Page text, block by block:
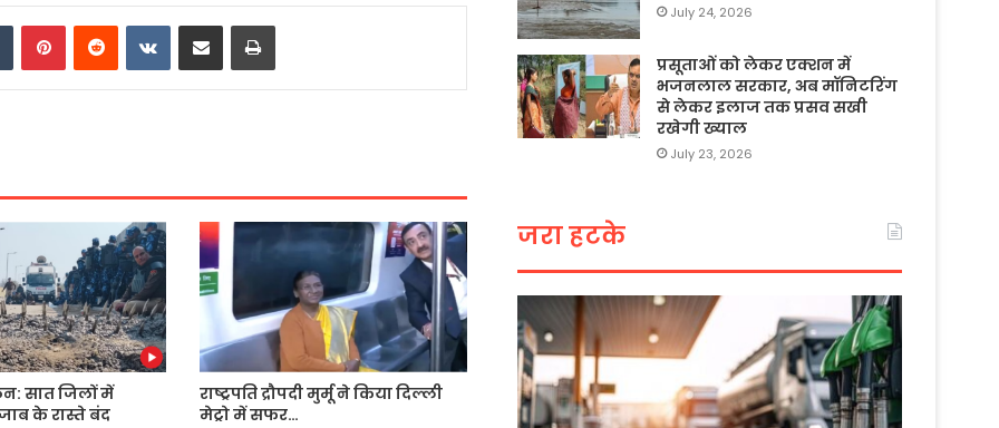
TumblrPinterestReddit VKontakte
Share via Email Print
सात जिलों में
के रास्ते बंद
राष्ट्रपति द्रौपदी मुर्मू ने किया दिल्ली
मेट्रो में सफर…
July 24, 2026
प्रसूताओं को लेकर एक्शन में
भजनलाल सरकार, अब मॉनिटरिंग
से लेकर इलाज तक प्रसव सखी
रखेगी ख्याल
July 23, 2026
जरा हटके